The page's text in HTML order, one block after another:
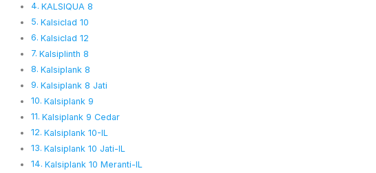
KALSIQUA 8
Kalsiclad 10
Kalsiclad 12
Kalsiplinth 8
Kalsiplank 8
Kalsiplank 8 Jati
Kalsiplank 9
Kalsiplank 9 Cedar
Kalsiplank 10-IL
Kalsiplank 10 Jati-IL
Kalsiplank 10 Meranti-IL